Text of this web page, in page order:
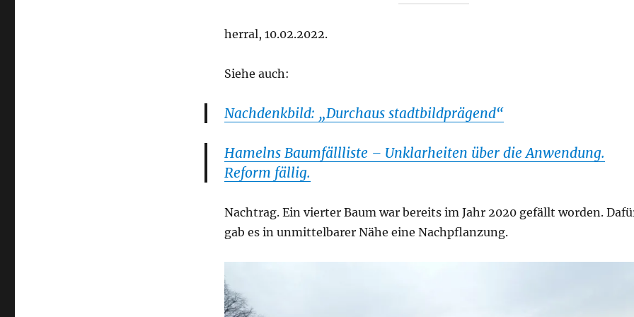
herral, 10.02.2022.
Siehe auch:
Nachdenkbild: „Durchaus stadtbildprägend“
Hamelns Baumfällliste – Unklarheiten über die Anwendung.
Reform fällig.
Nachtrag. Ein vierter Baum war bereits im Jahr 2020 gefällt worden.
gab es in unmittelbarer Nähe eine Nachpflanzung.